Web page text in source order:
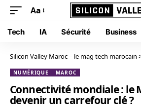
Aa
Tech IA Sécurité Business
Silicon Valley Maroc – le mag tech marocain
NUMÉRIQUE MAROC
Connectivité mondiale : le
devenir un carrefour clé ?